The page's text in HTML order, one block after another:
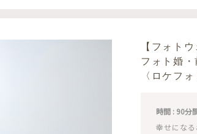
【フォト
フォト婚・
〈ロケフ
時間 : 90分
幸せにな